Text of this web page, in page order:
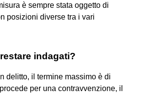
è sempre stata oggetto di
posizioni diverse tra i vari
indagati?
delitto, il termine massimo è di
per una contravvenzione, il